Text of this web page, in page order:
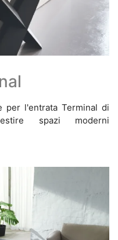
l'entrata Terminal di
spazi moderni